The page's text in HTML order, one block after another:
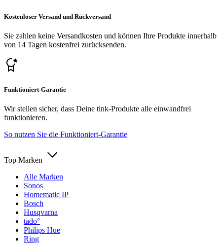
Kostenloser Versand und Rückversand
Sie zahlen keine Versandkosten und können Ihre Produkte innerhalb
von 14 Tagen kostenfrei zurücksenden.
Funktioniert-Garantie
Wir stellen sicher, dass Deine tink-Produkte alle einwandfrei
funktionieren.
So nutzen Sie die Funktioniert-Garantie
Top Marken
Alle Marken
Sonos
Homematic IP
Bosch
Husqvarna
tado°
Philips Hue
Ring